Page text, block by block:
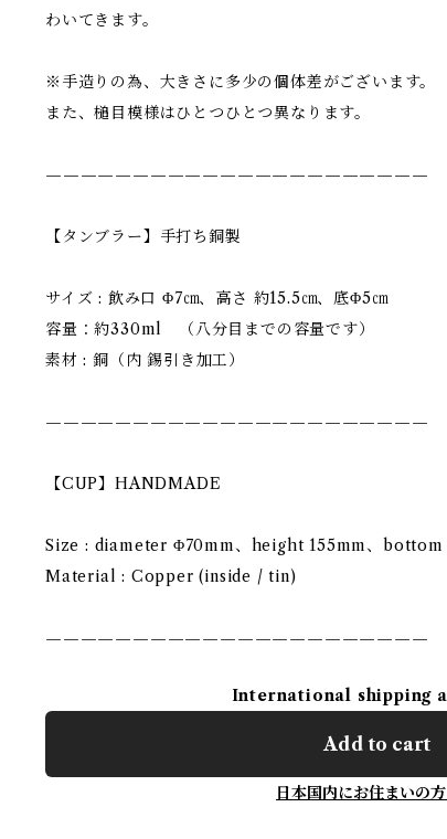
わいてきます。
※手造りの為、大きさに多少の個体差がございます。
また、槌目模様はひとつひとつ異なります。
——————————————————————
【タンブラー】手打ち銅製
サイズ : 飲み口 Φ7㎝、高さ 約15.5㎝、底Φ5㎝
容量：約330ml （八分目までの容量です）
素材 : 銅（内 錫引き加工）
——————————————————————
【CUP】HANDMADE
Size : diameter Φ70mm、height 155mm、
Material : Copper (inside / tin)
——————————————————————
International shipping
Add to cart
日本国内にお住まいの